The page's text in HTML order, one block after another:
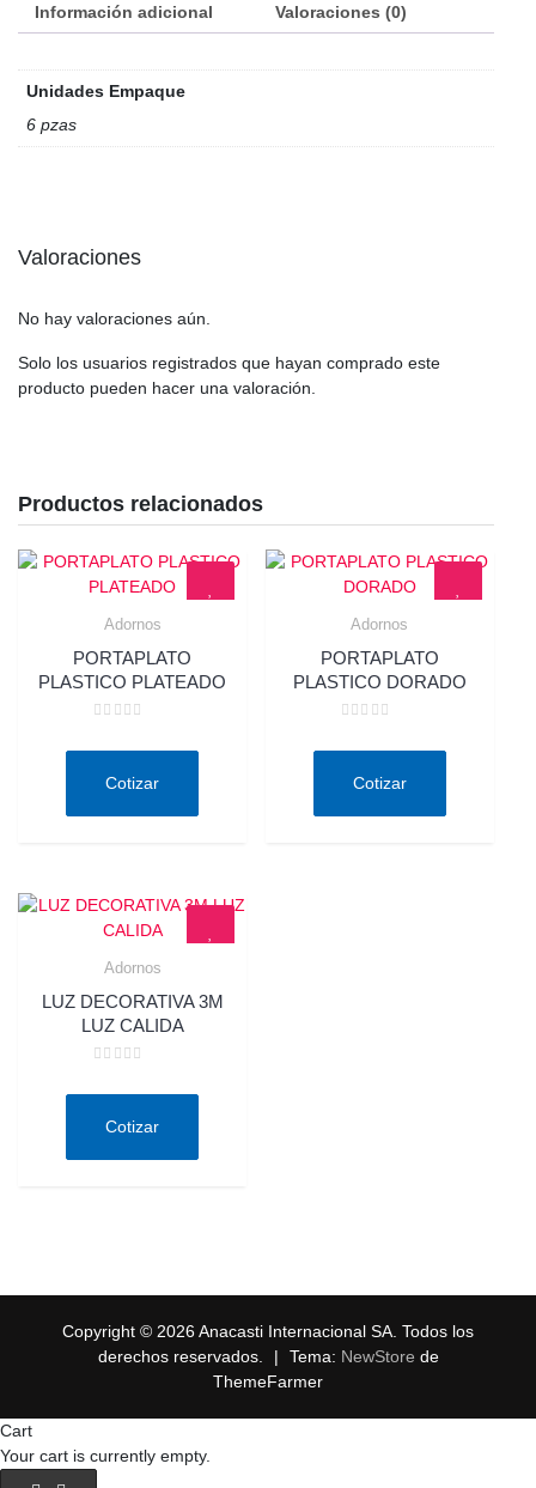
Información adicional Valoraciones (0)
Unidades Empaque
6 pzas
Valoraciones
No hay valoraciones aún.
Solo los usuarios registrados que hayan comprado este
producto pueden hacer una valoración.
Productos relacionados
Adornos
PORTAPLATO
PLASTICO PLATEADO
deCotizar
Adornos
PORTAPLATO
PLASTICO DORADO
deCotizar
Adornos
LUZ DECORATIVA 3M
LUZ CALIDA
deCotizar
Copyright © 2026 Anacasti Internacional SA. Todos los
derechos reservados.
| Tema: NewStore de
ThemeFarmer
Cart
Your cart is currently empty.